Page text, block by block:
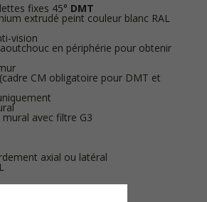
fixes 45° DMT
extrudé peint couleur blanc RAL
vision
en périphérie pour obtenir
(cadre CM obligatoire pour DMT et
avec filtre G3
axial ou latéral